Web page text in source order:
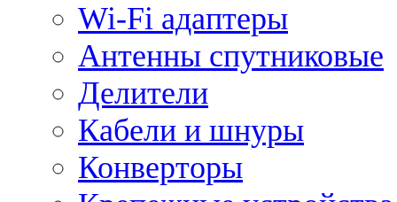
Wi-Fi адаптеры
Антенны спутниковые
Делители
Кабели и шнуры
Конверторы